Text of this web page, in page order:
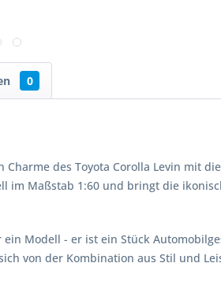
0
des Toyota Corolla Levin mit
im Maßstab 1:60 und bringt die
Modell - er ist ein Stück
von der Kombination aus Stil und